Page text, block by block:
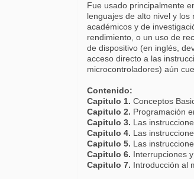
Fue usado principalmente
lenguajes de alto nivel y
académicos y de
rendimiento, o un uso de
de dispositivo (en inglés,
acceso directo a las
microcontroladores) aún
Contenido:
Capitulo 1. Conceptos
Capitulo 2. Programación
Capitulo 3. Las
Capitulo 4. Las
Capitulo 5. Las
Capitulo 6. Interrupciones
Capitulo 7. Introducción al